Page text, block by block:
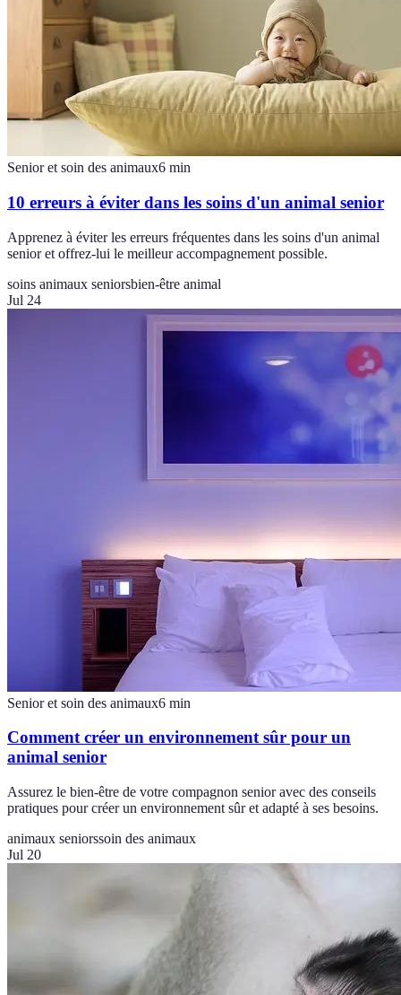
Senior et soin des animaux6 min
10 erreurs à éviter dans les soins d'un animal senior
Apprenez à éviter les erreurs fréquentes dans les soins d'un animal
senior et offrez-lui le meilleur accompagnement possible.
soins animaux seniorsbien-être animal
Jul 24
Senior et soin des animaux6 min
Comment créer un environnement sûr pour un
animal senior
Assurez le bien-être de votre compagnon senior avec des conseils
pratiques pour créer un environnement sûr et adapté à ses besoins.
animaux seniorssoin des animaux
Jul 20